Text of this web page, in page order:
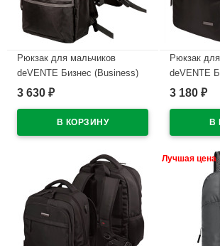
Рюкзак для мальчиков
deVENTE Бизнес (Business)
черный 44x31x15 см
3 630 ₽
Рюкзак
deVENTE
черный
3 180 ₽
Лучшая цена